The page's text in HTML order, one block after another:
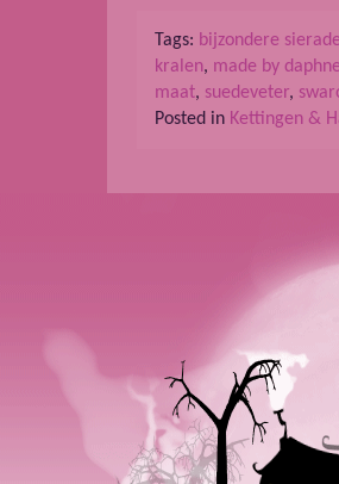
Tags: bijzondere
kralen, made by
maat, suedeveter,
Posted in Kettingen &